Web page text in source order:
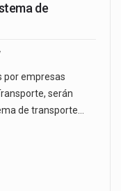
de
por empresas
serán
de transporte…